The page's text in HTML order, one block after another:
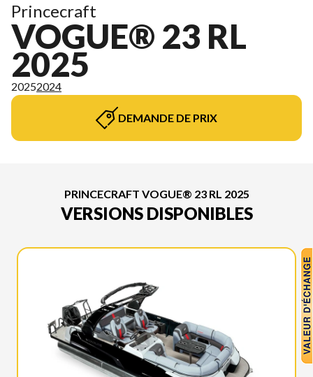
Princecraft
VOGUE® 23 RL
2025
20252024
DEMANDE DE PRIX
PRINCECRAFT VOGUE® 23 RL 2025
VERSIONS DISPONIBLES